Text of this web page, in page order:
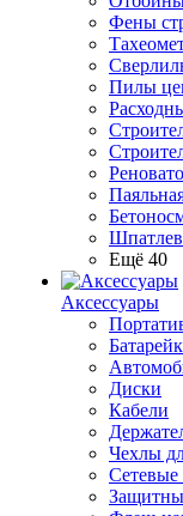
Фены
Пилы
Ещё 40
Аксессуары
Диски
Кабели
Чехлы
Сетевые